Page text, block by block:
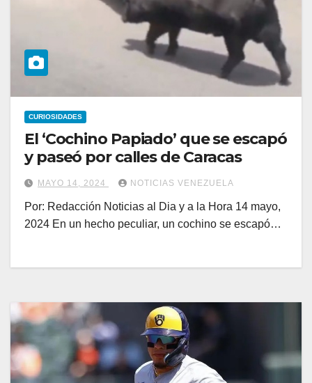
CURIOSIDADES
El ‘Cochino Papiado’ que se escapó
y paseó por calles de Caracas
MAYO 14, 2024 NOTICIAS VENEZUELA
Por: Redacción Noticias al Dia y a la Hora 14 mayo,
2024 En un hecho peculiar, un cochino se escapó…